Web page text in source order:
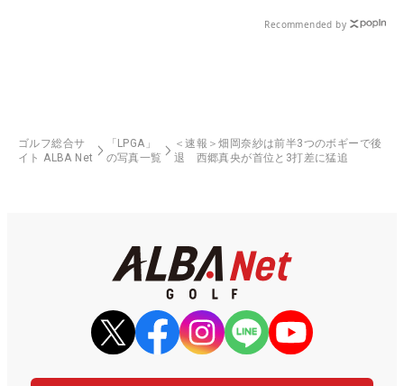
Recommended by
ゴルフ総合サ
イト ALBA Net
「LPGA」
の写真一覧
＜速報＞畑岡奈紗は前半3つのボギーで後
退 西郷真央が首位と3打差に猛追